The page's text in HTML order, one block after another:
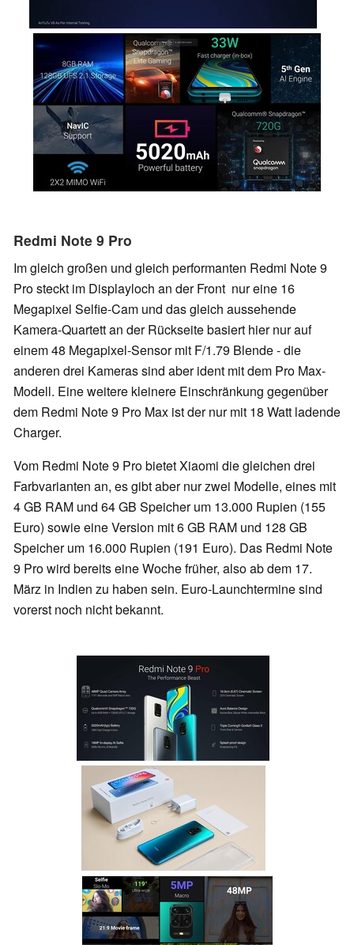
Redmi Note 9 Pro
Im gleich großen und gleich performanten Redmi Note 9
Pro steckt im Displayloch an der Front nur eine 16
Megapixel Selfie-Cam und das gleich aussehende
Kamera-Quartett an der Rückseite basiert hier nur auf
einem 48 Megapixel-Sensor mit F/1.79 Blende - die
anderen drei Kameras sind aber ident mit dem Pro Max-
Modell. Eine weitere kleinere Einschränkung gegenüber
dem Redmi Note 9 Pro Max ist der nur mit 18 Watt ladende
Charger.
Vom Redmi Note 9 Pro bietet Xiaomi die gleichen drei
Farbvarianten an, es gibt aber nur zwei Modelle, eines mit
4 GB RAM und 64 GB Speicher um 13.000 Rupien (155
Euro) sowie eine Version mit 6 GB RAM und 128 GB
Speicher um 16.000 Rupien (191 Euro). Das Redmi Note
9 Pro wird bereits eine Woche früher, also ab dem 17.
März in Indien zu haben sein. Euro-Launchtermine sind
vorerst noch nicht bekannt.